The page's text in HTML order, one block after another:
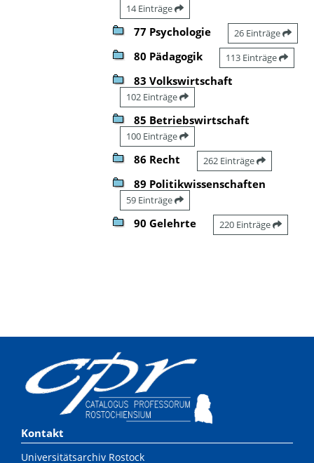
14 Einträge
77 Psychologie 26 Einträge
80 Pädagogik 113 Einträge
83 Volkswirtschaft
102 Einträge
85 Betriebswirtschaft
100 Einträge
86 Recht 262 Einträge
89 Politikwissenschaften
59 Einträge
90 Gelehrte 220 Einträge
Kontakt
Universitätsarchiv Rostock